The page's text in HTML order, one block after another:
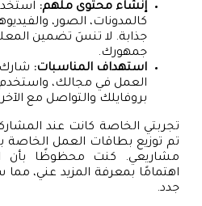
إنشاء محتوى ملهم:
كالمدونات، الصور،
جذابة. لا تنسَ تضمين
جمهورك.
استهداف المناسبات:
العمل في مجالك،
بروفايلك والتواصل مع
تجربتي الخاصة كانت عند
تم توزيع بطاقات العمل
مشاريعي. كنت محظوظًا بأن
اهتمامًا بمعرفة المزيد عني،
جدد.